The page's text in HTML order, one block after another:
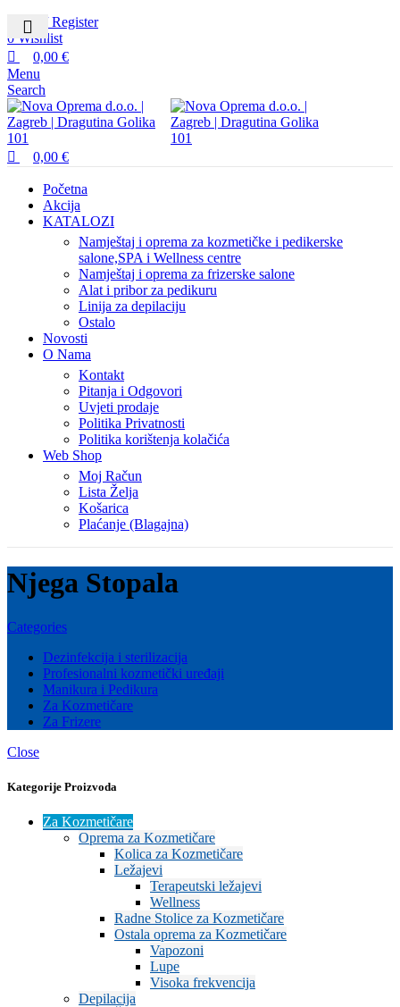
Login / Register
0 Wishlist
0,00 €
Menu
Search
0,00 €
Početna
Akcija
KATALOZI
Namještaj i oprema za kozmetičke i pedikerske
salone,SPA i Wellness centre
Namještaj i oprema za frizerske salone
Alat i pribor za pedikuru
Linija za depilaciju
Ostalo
Novosti
O Nama
Kontakt
Pitanja i Odgovori
Uvjeti prodaje
Politika Privatnosti
Politika korištenja kolačića
Web Shop
Moj Račun
Lista Želja
Košarica
Plaćanje (Blagajna)
Njega Stopala
Categories
Dezinfekcija i sterilizacija
Profesionalni kozmetički uređaji
Manikura i Pedikura
Za Kozmetičare
Za Frizere
Close
Kategorije Proizvoda
Za Kozmetičare
Oprema za Kozmetičare
Kolica za Kozmetičare
Ležajevi
Terapeutski ležajevi
Wellness
Radne Stolice za Kozmetičare
Ostala oprema za Kozmetičare
Vapozoni
Lupe
Visoka frekvencija
Depilacija